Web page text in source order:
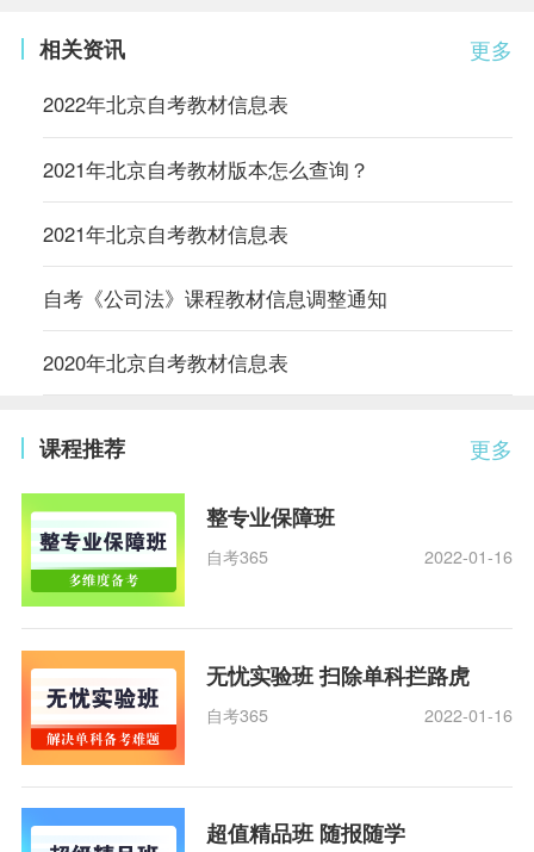
更多
相关资讯
2022年北京自考教材信息表
2021年北京自考教材版本怎么查询？
2021年北京自考教材信息表
自考《公司法》课程教材信息调整通知
2020年北京自考教材信息表
更多
课程推荐
整专业保障班
自考365 2022-01-16
无忧实验班 扫除单科拦路虎
自考365 2022-01-16
超值精品班 随报随学